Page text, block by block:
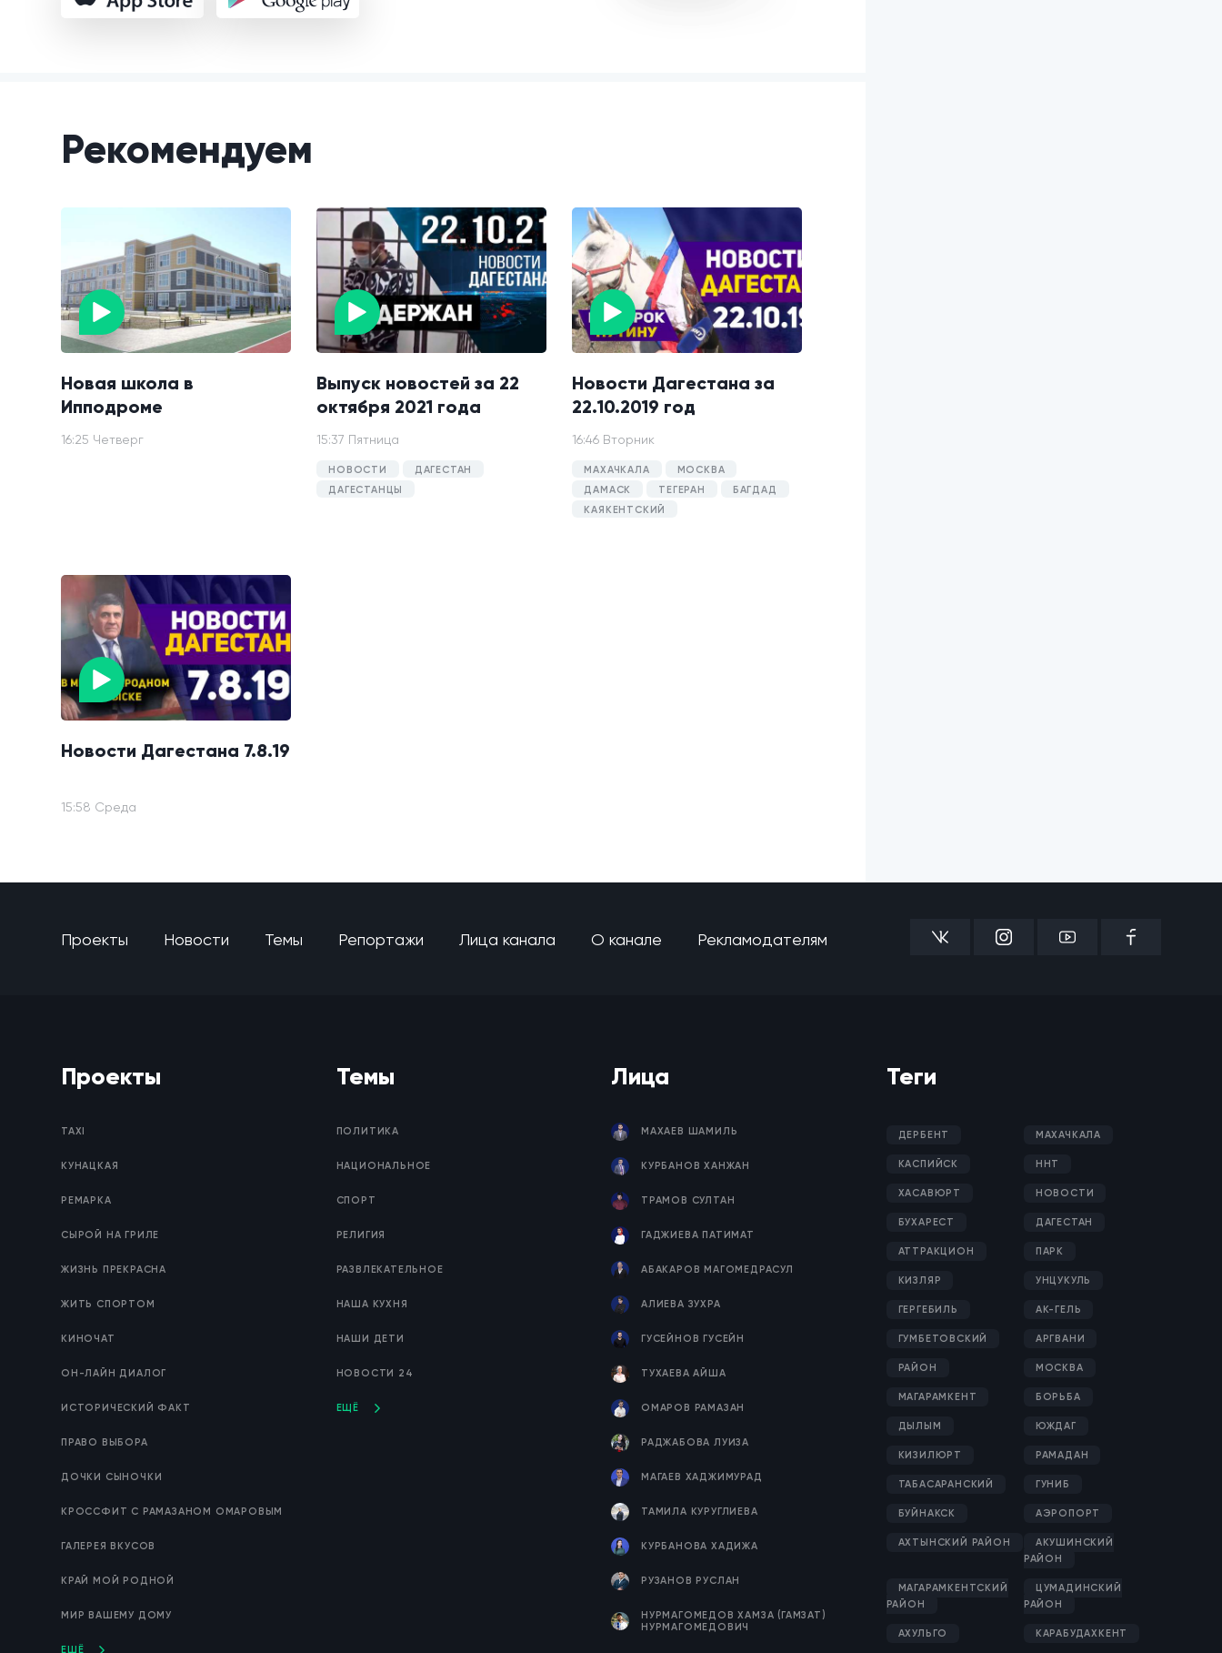
Рекомендуем
Новая школа в
Ипподроме
16:25 Четверг
Выпуск новостей за 22
октября 2021 года
15:37 Пятница
НОВОСТИ
ДАГЕСТАН
ДАГЕСТАНЦЫ
Новости Дагестана за
22.10.2019 год
16:46 Вторник
МАХАЧКАЛА
МОСКВА
ДАМАСК
ТЕГЕРАН
БАГДАД
КАЯКЕНТСКИЙ
Новости Дагестана 7.8.19
15:58 Среда
Проекты Новости Темы Репортажи Лица канала О канале Рекламодателям
Проекты
TAXI
КУНАЦКАЯ
РЕМАРКА
СЫРОЙ НА ГРИЛЕ
ЖИЗНЬ ПРЕКРАСНА
ЖИТЬ СПОРТОМ
КИНОЧАТ
ОН-ЛАЙН ДИАЛОГ
ИСТОРИЧЕСКИЙ ФАКТ
ПРАВО ВЫБОРА
ДОЧКИ СЫНОЧКИ
КРОССФИТ С РАМАЗАНОМ ОМАРОВЫМ
ГАЛЕРЕЯ ВКУСОВ
КРАЙ МОЙ РОДНОЙ
МИР ВАШЕМУ ДОМУ
ЕЩЁ
Темы
ПОЛИТИКА
НАЦИОНАЛЬНОЕ
СПОРТ
РЕЛИГИЯ
РАЗВЛЕКАТЕЛЬНОЕ
НАША КУХНЯ
НАШИ ДЕТИ
НОВОСТИ 24
ЕЩЁ
Лица
МАХАЕВ ШАМИЛЬ
КУРБАНОВ ХАНЖАН
ТРАМОВ СУЛТАН
ГАДЖИЕВА ПАТИМАТ
АБАКАРОВ МАГОМЕДРАСУЛ
АЛИЕВА ЗУХРА
ГУСЕЙНОВ ГУСЕЙН
ТУХАЕВА АЙША
ОМАРОВ РАМАЗАН
РАДЖАБОВА ЛУИЗА
МАГАЕВ ХАДЖИМУРАД
ТАМИЛА КУРУГЛИЕВА
КУРБАНОВА ХАДИЖА
РУЗАНОВ РУСЛАН
НУРМАГОМЕДОВ ХАМЗА (ГАМЗАТ)
НУРМАГОМЕДОВИЧ
Теги
ДЕРБЕНТ МАХАЧКАЛА
КАСПИЙСК ННТ
ХАСАВЮРТ НОВОСТИ
БУХАРЕСТ ДАГЕСТАН
АТТРАКЦИОН ПАРК
КИЗЛЯР УНЦУКУЛЬ
ГЕРГЕБИЛЬ АК-ГЕЛЬ
ГУМБЕТОВСКИЙ АРГВАНИ
РАЙОН МОСКВА
МАГАРАМКЕНТ БОРЬБА
ДЫЛЫМ ЮЖДАГ
КИЗИЛЮРТ РАМАДАН
ТАБАСАРАНСКИЙ ГУНИБ
БУЙНАКСК АЭРОПОРТ
АХТЫНСКИЙ РАЙОН
АКУШИНСКИЙ
РАЙОН
МАГАРАМКЕНТСКИЙ
РАЙОН
ЦУМАДИНСКИЙ
РАЙОН
АХУЛЬГО КАРАБУДАХКЕНТ